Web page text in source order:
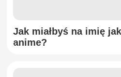
Jak miałbyś na imię
anime?